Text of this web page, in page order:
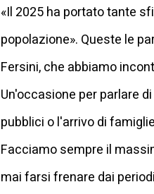
«Il 2025 ha portato tante
popolazione». Queste le
Fersini, che abbiamo
Un'occasione per parlare
pubblici o l'arrivo di
Facciamo sempre il
mai farsi frenare dai